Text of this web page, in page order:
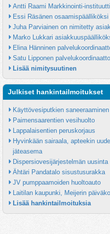
Antti Raami Markkinointi-
Essi Räsänen
Juha Parviainen on nimitetty
Marko Lukkari
Elina Hänninen
Satu Lipponen
Lisää nimitysuutinen
Julkiset hankintailmoitukset
Käyttövesiputkien saneeraaminen
Paimensaarentien vesihuolto
Lappalaisentien peruskorjaus
Hyvinkään sairaala, apteekin
jäteasema
Dispersiovesijärjestelmän uusinta
Ähtäri Pandatalo sisustusurakka
JV pumppaamoiden huoltoauto
Laitilan kaupunki, Meijerin
Lisää hankintailmoituksia